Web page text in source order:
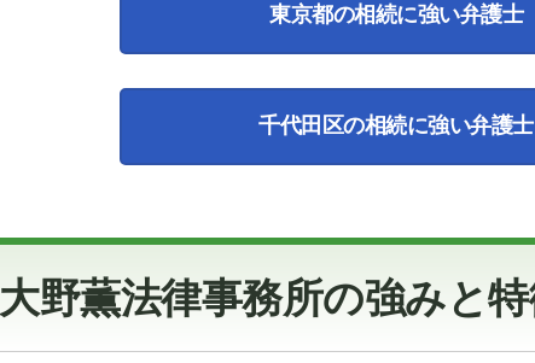
東京都の相続に強い弁護士
千代田区の相続に強い弁護士
大野薫法律事務所の強みと